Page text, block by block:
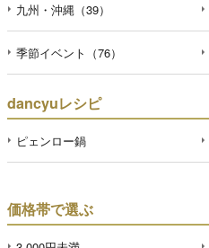
九州・沖縄（39）
季節イベント（76）
dancyuレシピ
ピェンロー鍋
価格帯で選ぶ